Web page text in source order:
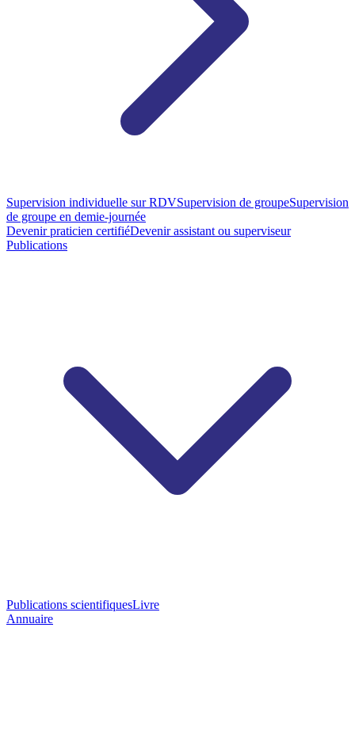
Supervision individuelle sur RDVSupervision de groupeSupervision
de groupe en demie-journée
Devenir praticien certifiéDevenir assistant ou superviseur
Publications
Publications scientifiquesLivre
Annuaire